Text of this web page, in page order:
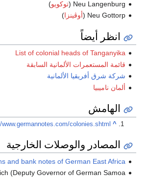
Neu Langenburg ( توكويو)
Neu Gottorp ( أوڤينزا)
انظر أيضاً
List of colonial heads of Tanganyika
قائمة المستعمرات الألمانية السابقة
شركة شرق أفريقيا الألمانية
ألمان ناميبيا
الهامش
^
www.germannotes.com/colonies.shtml
المصادر والوصلات الخارجية
and bank notes of German East Africa
(Deputy Governor of German Samoa